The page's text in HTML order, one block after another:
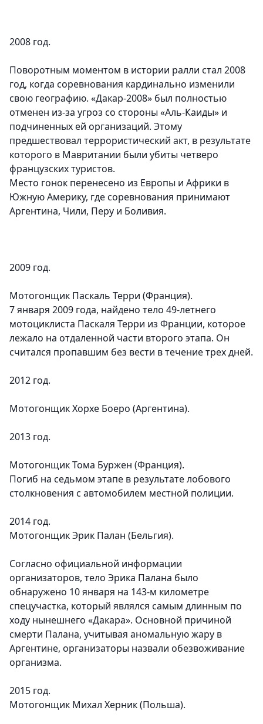
2008 год.
Поворотным моментом в истории ралли стал 2008
год, когда соревнования кардинально изменили
свою географию. «Дакар-2008» был полностью
отменен из-за угроз со стороны «Аль-Каиды» и
подчиненных ей организаций. Этому
предшествовал террористический акт, в результате
которого в Мавритании были убиты четверо
французских туристов.
Место гонок перенесено из Европы и Африки в
Южную Америку, где соревнования принимают
Аргентина, Чили, Перу и Боливия.
2009 год.
Мотогонщик Паскаль Терри (Франция).
7 января 2009 года, найдено тело 49-летнего
мотоциклиста Паскаля Терри из Франции, которое
лежало на отдаленной части второго этапа. Он
считался пропавшим без вести в течение трех дней.
2012 год.
Мотогонщик Хорхе Боеро (Аргентина).
2013 год.
Мотогонщик Тома Буржен (Франция).
Погиб на седьмом этапе в результате лобового
столкновения с автомобилем местной полиции.
2014 год.
Мотогонщик Эрик Палан (Бельгия).
Согласно официальной информации
организаторов, тело Эрика Палана было
обнаружено 10 января на 143-м километре
спецучастка, который являлся самым длинным по
ходу нынешнего «Дакара». Основной причиной
смерти Палана, учитывая аномальную жару в
Аргентине, организаторы назвали обезвоживание
организма.
2015 год.
Мотогонщик Михал Херник (Польша).